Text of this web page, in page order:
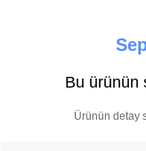
Bu ürünün
Ürünün detay